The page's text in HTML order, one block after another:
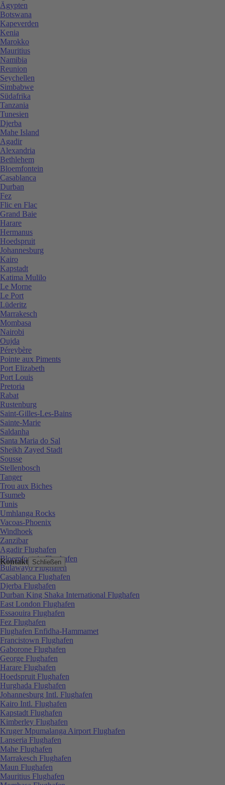
Kontakt Schließen
Ägypten
Botswana
Kapeverden
Kenia
Marokko
Mauritius
Namibia
Reunion
Seychellen
Simbabwe
Südafrika
Tanzania
Tunesien
Djerba
Mahe Island
Agadir
Alexandria
Bethlehem
Bloemfontein
Casablanca
Durban
Fez
Flic en Flac
Grand Baie
Harare
Hermanus
Hoedspruit
Johannesburg
Kairo
Kapstadt
Katima Mulilo
Le Morne
Le Port
Lüderitz
Marrakesch
Mombasa
Nairobi
Oujda
Péreybère
Pointe aux Piments
Port Elizabeth
Port Louis
Pretoria
Rabat
Rustenburg
Saint-Gilles-Les-Bains
Sainte-Marie
Saldanha
Santa Maria do Sal
Sheikh Zayed Stadt
Sousse
Stellenbosch
Tanger
Trou aux Biches
Tsumeb
Tunis
Umhlanga Rocks
Vacoas-Phoenix
Windhoek
Zanzibar
Agadir Flughafen
Bloemfontein Flughafen
Bulawayo Flughafen
Casablanca Flughafen
Djerba Flughafen
Durban King Shaka International Flughafen
East London Flughafen
Essaouira Flughafen
Fez Flughafen
Flughafen Enfidha-Hammamet
Francistown Flughafen
Gaborone Flughafen
George Flughafen
Harare Flughafen
Hoedspruit Flughafen
Hurghada Flughafen
Johannesburg Intl. Flughafen
Kairo Intl. Flughafen
Kapstadt Flughafen
Kimberley Flughafen
Kruger Mpumalanga Airport Flughafen
Lanseria Flughafen
Mahe Flughafen
Marrakesch Flughafen
Maun Flughafen
Mauritius Flughafen